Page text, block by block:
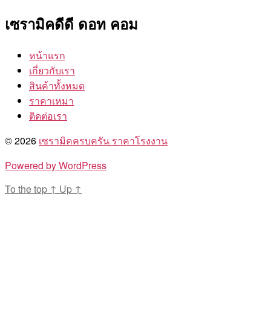
เซรามิคดีดี ดอท คอม
หน้าแรก
เกี่ยวกับเรา
สินค้าทั้งหมด
ราคาเหมา
ติดต่อเรา
© 2026 เซรามิคครบครัน ราคาโรงงาน
Powered by WordPress
To the top ↑ Up ↑